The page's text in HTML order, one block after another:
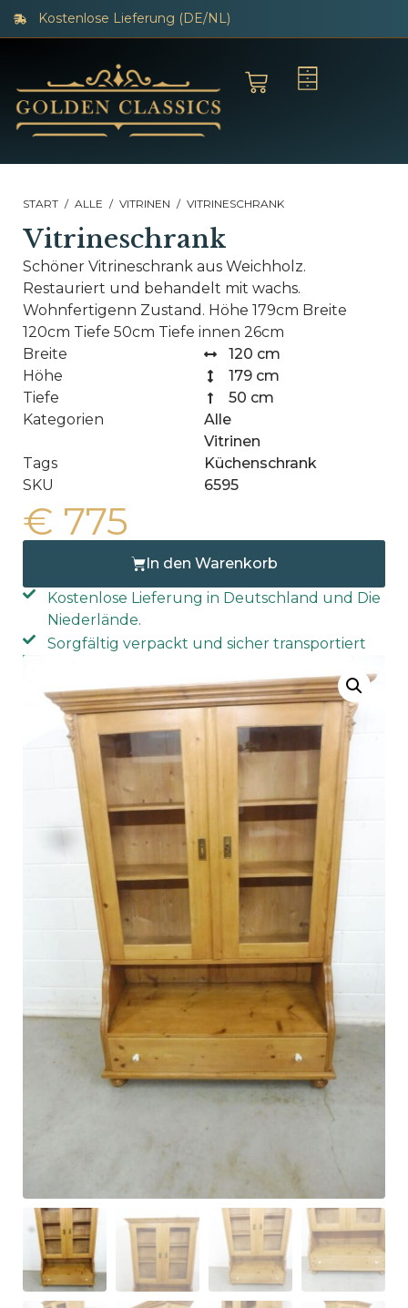
Kostenlose Lieferung (DE/NL)
START / ALLE / VITRINEN / VITRINESCHRANK
Vitrineschrank
Schöner Vitrineschrank aus Weichholz.
Restauriert und behandelt mit wachs.
Wohnfertigenn Zustand. Höhe 179cm Breite
120cm Tiefe 50cm Tiefe innen 26cm
Breite
120 cm
Höhe
179 cm
Tiefe
50 cm
Kategorien
Alle
Vitrinen
Tags
Küchenschrank
SKU
6595
€ 775
In den Warenkorb
Kostenlose Lieferung in Deutschland und Die
Niederlände.
Sorgfältig verpackt und sicher transportiert